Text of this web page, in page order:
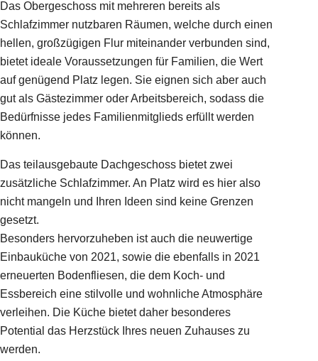
Das Obergeschoss mit mehreren bereits als
Schlafzimmer nutzbaren Räumen, welche durch einen
hellen, großzügigen Flur miteinander verbunden sind,
bietet ideale Voraussetzungen für Familien, die Wert
auf genügend Platz legen. Sie eignen sich aber auch
gut als Gästezimmer oder Arbeitsbereich, sodass die
Bedürfnisse jedes Familienmitglieds erfüllt werden
können.
Das teilausgebaute Dachgeschoss bietet zwei
zusätzliche Schlafzimmer. An Platz wird es hier also
nicht mangeln und Ihren Ideen sind keine Grenzen
gesetzt.
Besonders hervorzuheben ist auch die neuwertige
Einbauküche von 2021, sowie die ebenfalls in 2021
erneuerten Bodenfliesen, die dem Koch- und
Essbereich eine stilvolle und wohnliche Atmosphäre
verleihen. Die Küche bietet daher besonderes
Potential das Herzstück Ihres neuen Zuhauses zu
werden.